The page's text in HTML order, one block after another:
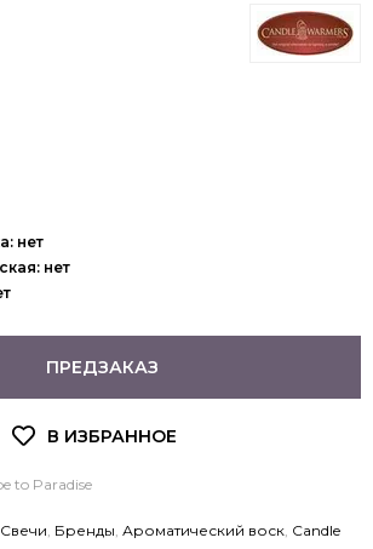
ПРЕДЗАКАЗ
to Paradise
Свечи Бренды Ароматический воск Candle